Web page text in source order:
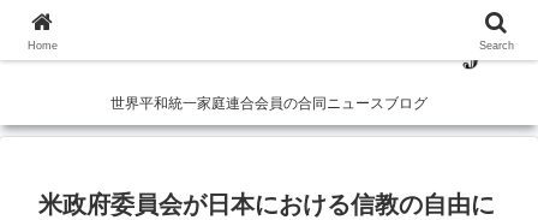
世界平和統一家庭連合会員の合同ニュースブログ
米政府委員会が日本における信教の自由に
Home Search